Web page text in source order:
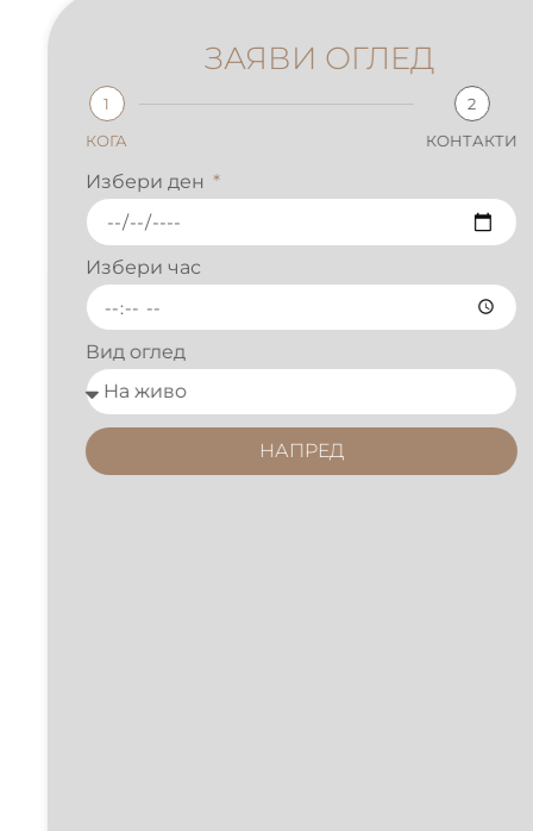
ЗАЯВИ ОГЛЕД
КОГА
КОНТАКТИ
Избери ден
Избери час
Вид оглед
НАПРЕД